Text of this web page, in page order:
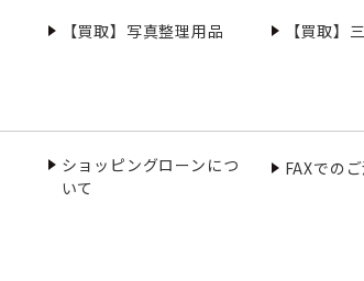
【買取】写真整理用品 【買取】
ショッピングローンにつ
いて
FAXでの